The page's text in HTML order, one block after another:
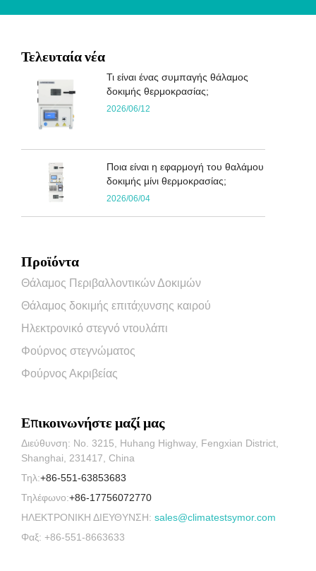
Τελευταία νέα
Τι είναι ένας συμπαγής θάλαμος
δοκιμής θερμοκρασίας;
2026/06/12
Ποια είναι η εφαρμογή του θαλάμου
δοκιμής μίνι θερμοκρασίας;
2026/06/04
Προϊόντα
Θάλαμος Περιβαλλοντικών Δοκιμών
Θάλαμος δοκιμής επιτάχυνσης καιρού
Ηλεκτρονικό στεγνό ντουλάπι
Φούρνος στεγνώματος
Φούρνος Ακριβείας
Επικοινωνήστε μαζί μας
Διεύθυνση: No. 3215, Huhang Highway, Fengxian District,
Shanghai, 231417, China
Τηλ:+86-551-63853683
Τηλέφωνο:+86-17756072770
ΗΛΕΚΤΡΟΝΙΚΗ ΔΙΕΥΘΥΝΣΗ: sales@climatestsymor.com
Φαξ: +86-551-8663633